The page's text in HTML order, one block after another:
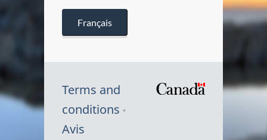
Français
Terms and
conditions
Avis